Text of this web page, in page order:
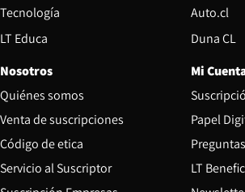
Tecnología
LT Educa
Auto.cl
Duna CL
Nosotros
Quiénes somos
Venta de suscripciones
Código de etica Opens in new window
Servicio al Suscriptor
Mi
Papel
LT